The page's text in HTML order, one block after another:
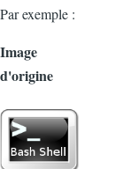
Par exemple :
Image
d'origine